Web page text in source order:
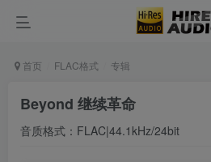
首页 FLAC格式 专辑
Beyond 继续革命
音质格式：FLAC|44.1kHz/24bit